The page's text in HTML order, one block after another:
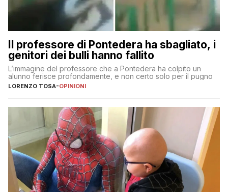
Il professore di Pontedera ha sbagliato, i
genitori dei bulli hanno fallito
L’immagine del professore che a Pontedera ha colpito un
alunno ferisce profondamente, e non certo solo per il pugno
LORENZO TOSA-OPINIONI